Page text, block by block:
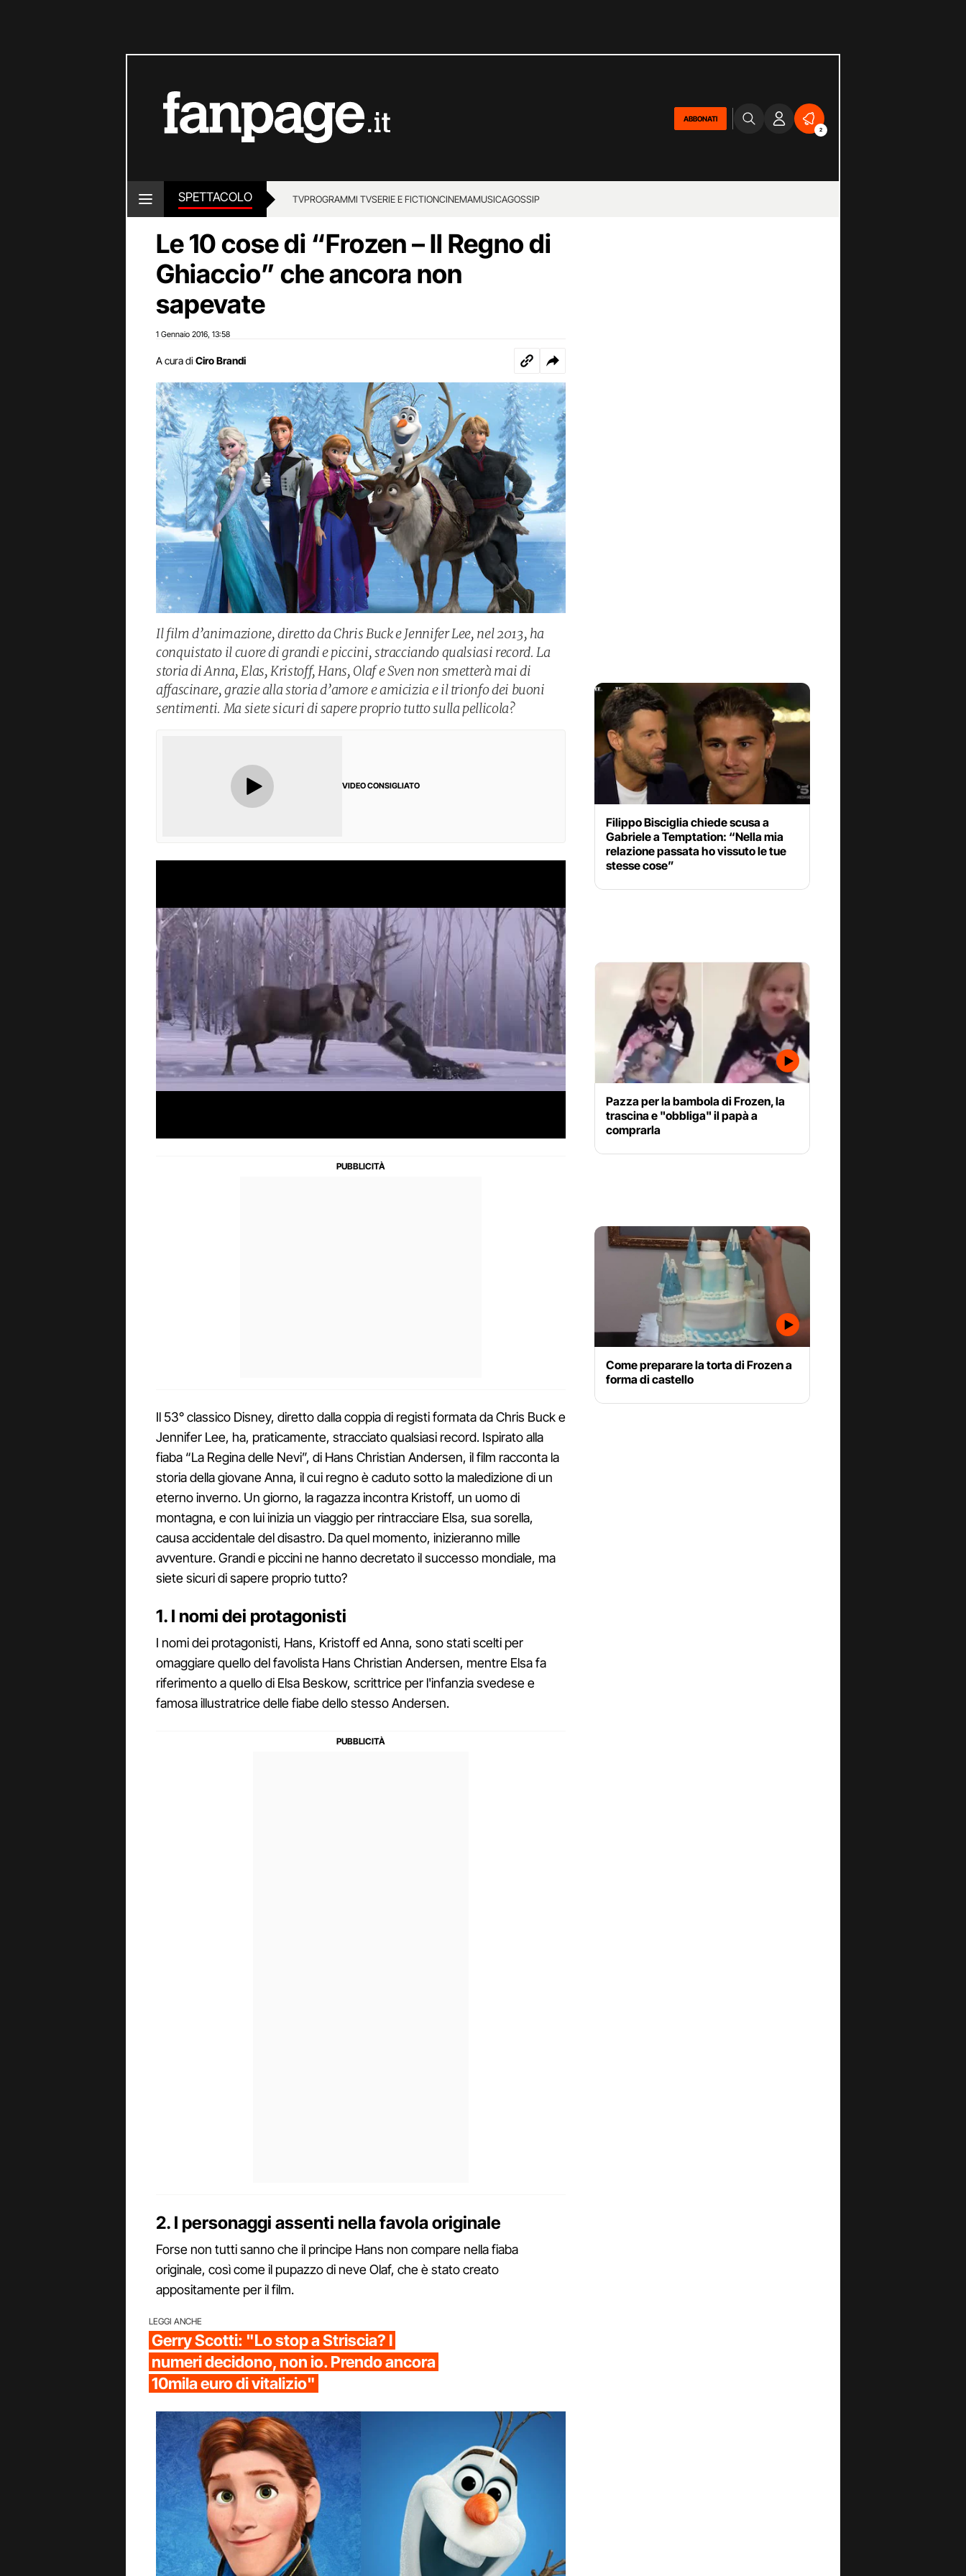
ABBONATI
2
SPETTACOLO TVPROGRAMMI TVSERIE E FICTIONCINEMAMUSICAGOSSIP
Le 10 cose di “Frozen – Il Regno di
Ghiaccio” che ancora non
sapevate
1 Gennaio 2016 13:58
A cura di Ciro Brandi
Il film d’animazione, diretto da Chris Buck e Jennifer Lee, nel 2013, ha
conquistato il cuore di grandi e piccini, stracciando qualsiasi record. La
storia di Anna, Elas, Kristoff, Hans, Olaf e Sven non smetterà mai di
affascinare, grazie alla storia d’amore e amicizia e il trionfo dei buoni
sentimenti. Ma siete sicuri di sapere proprio tutto sulla pellicola?
VIDEO CONSIGLIATO
Il 53° classico Disney, diretto dalla coppia di registi formata da Chris Buck e
Jennifer Lee, ha, praticamente, stracciato qualsiasi record. Ispirato alla
fiaba “La Regina delle Nevi”, di Hans Christian Andersen, il film racconta la
storia della giovane Anna, il cui regno è caduto sotto la maledizione di un
eterno inverno. Un giorno, la ragazza incontra Kristoff, un uomo di
montagna, e con lui inizia un viaggio per rintracciare Elsa, sua sorella,
causa accidentale del disastro. Da quel momento, inizieranno mille
avventure. Grandi e piccini ne hanno decretato il successo mondiale, ma
siete sicuri di sapere proprio tutto?
1. I nomi dei protagonisti
I nomi dei protagonisti, Hans, Kristoff ed Anna, sono stati scelti per
omaggiare quello del favolista Hans Christian Andersen, mentre Elsa fa
riferimento a quello di Elsa Beskow, scrittrice per l'infanzia svedese e
famosa illustratrice delle fiabe dello stesso Andersen.
2. I personaggi assenti nella favola originale
Forse non tutti sanno che il principe Hans non compare nella fiaba
originale, così come il pupazzo di neve Olaf, che è stato creato
appositamente per il film.
LEGGI ANCHE
Gerry Scotti: "Lo stop a Striscia? I
numeri decidono, non io. Prendo ancora
10mila euro di vitalizio"
Filippo Bisciglia chiede scusa a
Gabriele a Temptation: “Nella mia
relazione passata ho vissuto le tue
stesse cose”
Pazza per la bambola di Frozen, la
trascina e "obbliga" il papà a
comprarla
Come preparare la torta di Frozen a
forma di castello